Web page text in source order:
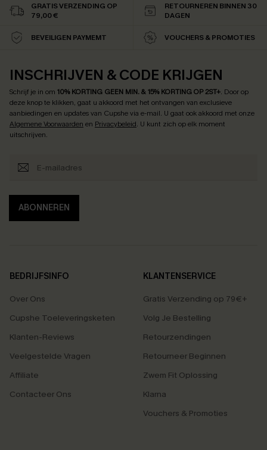
GRATIS VERZENDING OP
79,00 €
RETOURNEREN BINNEN 30
DAGEN
BEVEILIGEN PAYMEMT VOUCHERS & PROMOTIES
INSCHRIJVEN & CODE KRIJGEN
Schrijf je in om 10% KORTING GEEN MIN. & 15% KORTING OP 2ST+. Door op
deze knop te klikken, gaat u akkoord met het ontvangen van exclusieve
aanbiedingen en updates van Cupshe via e-mail. U gaat ook akkoord met onze
Algemene Voorwaarden en Privacybeleid. U kunt zich op elk moment
uitschrijven.
ABONNEREN
BEDRIJFSINFO
Over Ons
Cupshe Toeleveringsketen
Klanten-Reviews
Veelgestelde Vragen
Affiliate
Contacteer Ons
KLANTENSERVICE
Gratis Verzending op 79€+
Volg Je Bestelling
Retourzendingen
Retourneer Beginnen
Zwem Fit Oplossing
Klarna
Vouchers & Promoties